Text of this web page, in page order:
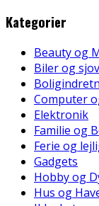
Kategorier
Beauty og
Biler og sjov
Computer
Elektronik
Familie og
Ferie og
Gadgets
Hobby og
Hus og